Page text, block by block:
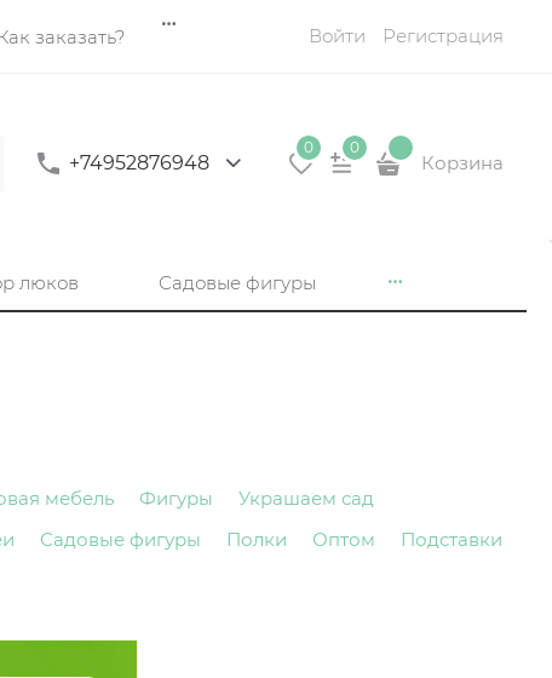
Как заказать? Войти Регистрация
+74952876948
0 0
Корзина
люков Садовые фигуры
мебель Фигуры
Украшаем сад
Садовые фигуры Полки Оптом
Подставки